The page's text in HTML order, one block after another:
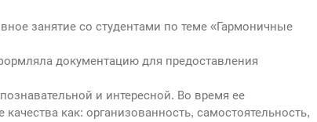
занятие со студентами по теме «Гармоничные
документацию для предоставления
и интересной. Во время ее
как: организованность, самостоятельность,